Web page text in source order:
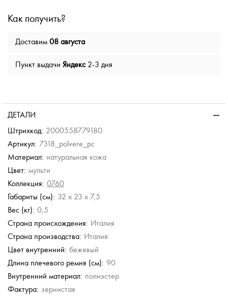
Как получить?
Доставим 08 августа
Пункт выдачи Яндекс 2-3 дня
ДЕТАЛИ
Штрихкод: 2000558779180
Артикул: 7318_polvere_pc
Материал: натуральная кожа
Цвет: мульти
Коллекция: 0760
Габариты (см): 32 x 23 x 7,5
Вес (кг): 0,5
Страна происхождения: Италия
Страна производства: Италия
Цвет внутренний: бежевый
Длина плечевого ремня (см): 90
Внутренний материал: полиэстер
Фактура: зернистая